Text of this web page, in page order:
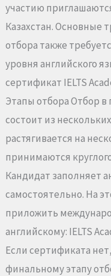
участию
Казахстан. Основные
отбора также
уровня английского
сертификат IELTS
Этапы отбора Отбор в
состоит из
растягивается на
принимаются
Кандидат заполняет
самостоятельно. На
приложить
английскому: IELTS
Если сертификата
финальному этапу